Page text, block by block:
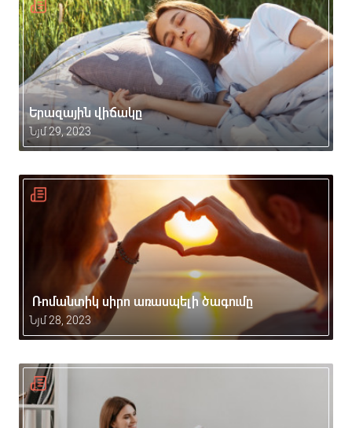
Երազային վիճակը
Նյմ 29, 2023
Ռոմանտիկ սիրո առասպելի ծագումը
Նյմ 28, 2023